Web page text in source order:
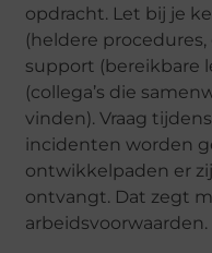
opdracht. Let bij je
(heldere
support (bereikbare
(collega’s die
vinden). Vraag
incidenten worden
ontwikkelpaden er
ontvangt. Dat zegt
arbeidsvoorwaarden.